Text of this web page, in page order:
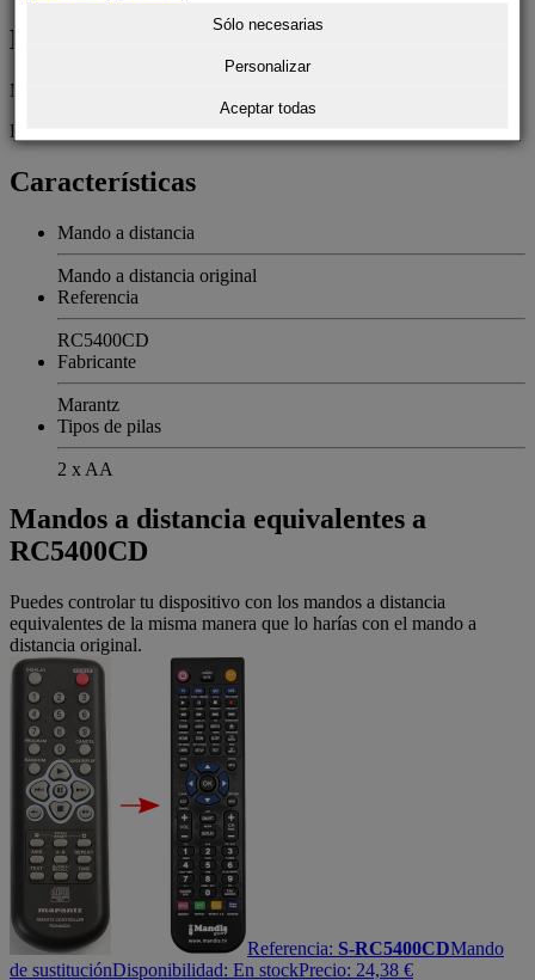
Mando a distancia Marantz RC5400CD
Mando a distancia original Marantz RC5400CD.
Este es un mando a distancia original de Marantz.
Características
Mando a distancia
Mando a distancia original
Referencia
RC5400CD
Fabricante
Marantz
Tipos de pilas
2 x AA
Mandos a distancia equivalentes a
RC5400CD
Puedes controlar tu dispositivo con los mandos a distancia
equivalentes de la misma manera que lo harías con el mando a
distancia original.
Referencia: S-RC5400CDMando
de sustituciónDisponibilidad: En stockPrecio: 24,38 €
Sólo necesarias
Personalizar
Aceptar todas